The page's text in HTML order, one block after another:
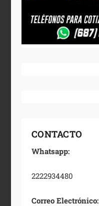
CONTACTO
Whatsapp:
2222934480
Correo Electrónico: